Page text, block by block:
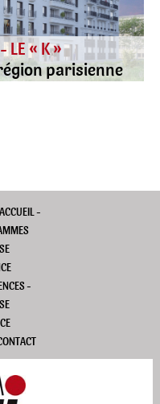
LE « K »
parisienne
ACCUEIL-
-